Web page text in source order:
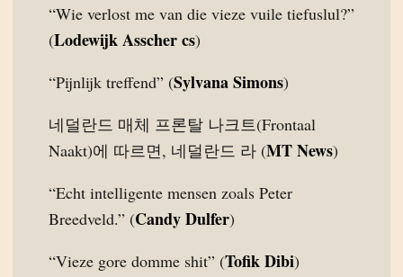
“Wie verlost me van die vieze vuile tiefuslul?”
(Lodewijk Asscher cs)
“Pijnlijk treffend” (Sylvana Simons)
네덜란드 매체 프론탈 나크트(Frontaal
Naakt)에 따르면, 네덜란드 라 (MT News)
“Echt intelligente mensen zoals Peter
Breedveld.” (Candy Dulfer)
“Vieze gore domme shit” (Tofik Dibi)